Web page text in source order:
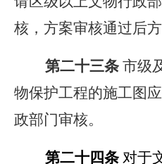
核，方案审核通过后方
第二十三条 市级
物保护工程的施工图
政部门审核。
第二十 四条 对于